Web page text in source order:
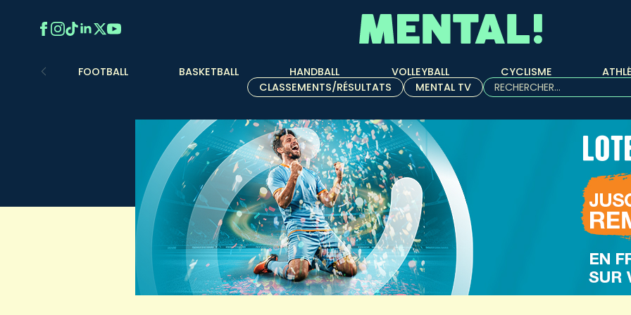
FOOTBALL BASKETBALL HANDBALL VOLLEYBALL CYCLISME
CLASSEMENTS/RÉSULTATS
MENTAL TV
Rechercher :